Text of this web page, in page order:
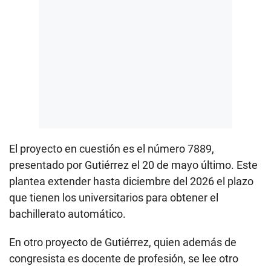
El proyecto en cuestión es el número 7889,
presentado por Gutiérrez el 20 de mayo último. Este
plantea extender hasta diciembre del 2026 el plazo
que tienen los universitarios para obtener el
bachillerato automático.
En otro proyecto de Gutiérrez, quien además de
congresista es docente de profesión, se lee otro